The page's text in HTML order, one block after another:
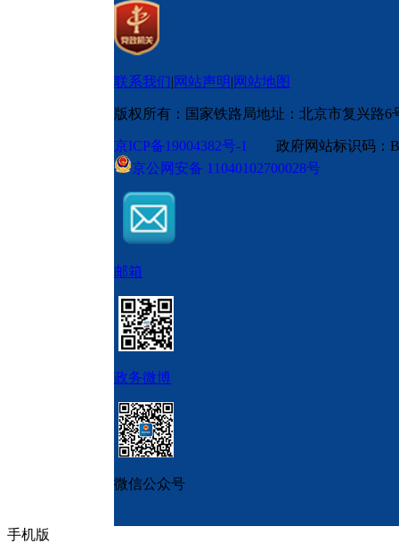
联系我们|网站声明|网站地图
版权所有：国家铁路局地址：北京市复兴路6
京ICP备19004382号-1
政府网站标识码
京公网安备 11040102700028号
邮箱
政务微博
微信公众号
手机版